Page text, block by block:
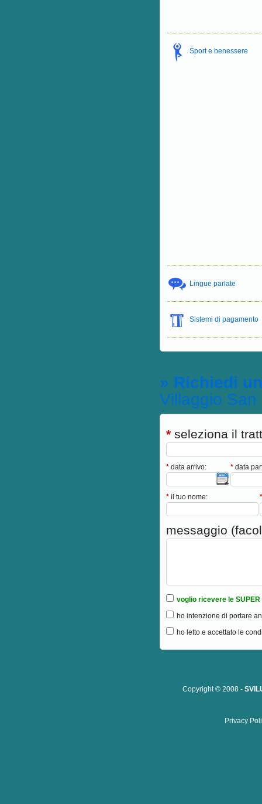
Sport e benessere
Lingue parlate
Sistemi di pagamento
» Richiedi
Villaggio San
*seleziona il
*data arrivo: *data
*il tuo nome: *
messaggio
voglio ricevere le
ho intenzione di portare
ho letto e accettato le
Copyright © 2008 -
Privacy